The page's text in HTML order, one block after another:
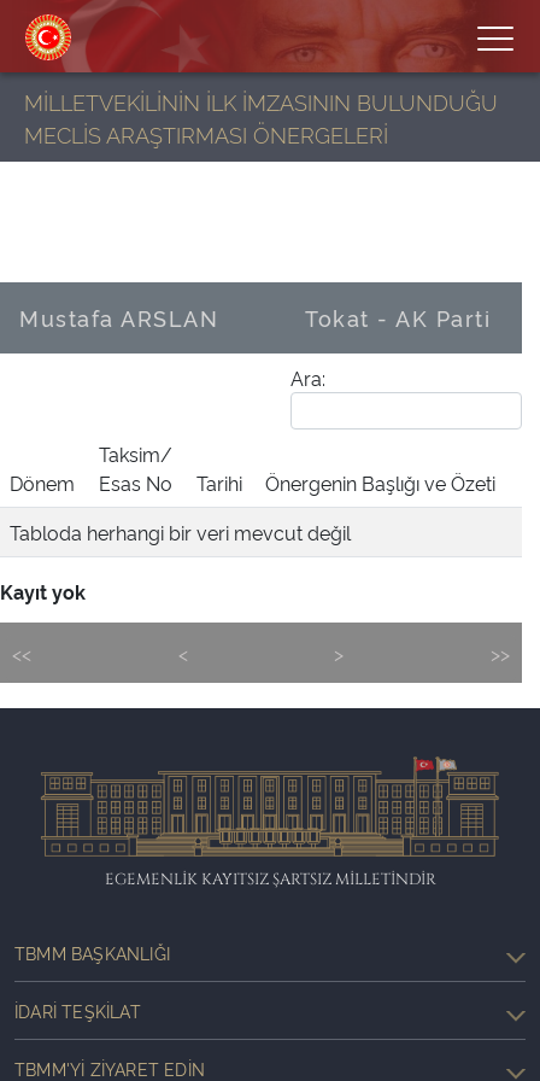
MİLLETVEKİLİNİN İLK İMZASININ BULUNDUĞU
MECLİS ARAŞTIRMASI ÖNERGELERİ
Mustafa ARSLAN Tokat - AK Parti
Ara:
Dönem
Taksim/
Esas No
Tarihi
Önergenin Başlığı ve Özeti
Tabloda herhangi bir veri mevcut değil
Kayıt yok
<< < > >>
EGEMENLİK KAYITSIZ ŞARTSIZ MİLLETİNDİR
TBMM BAŞKANLIĞI
İDARI TEŞKILAT
TBMM'YI ZIYARET EDIN